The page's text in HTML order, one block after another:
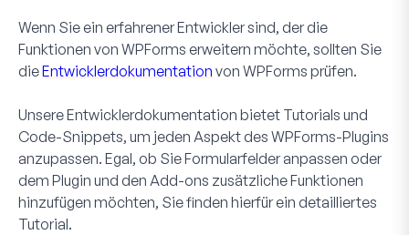
Wenn Sie ein erfahrener Entwickler sind, der die
Funktionen von WPForms erweitern möchte, sollten Sie
dieEntwicklerdokumentation von WPForms prüfen.
Unsere Entwicklerdokumentation bietet Tutorials und
Code-Snippets, um jeden Aspekt des WPForms-Plugins
anzupassen. Egal, ob Sie Formularfelder anpassen oder
dem Plugin und den Add-ons zusätzliche Funktionen
hinzufügen möchten, Sie finden hierfür ein detailliertes
Tutorial.